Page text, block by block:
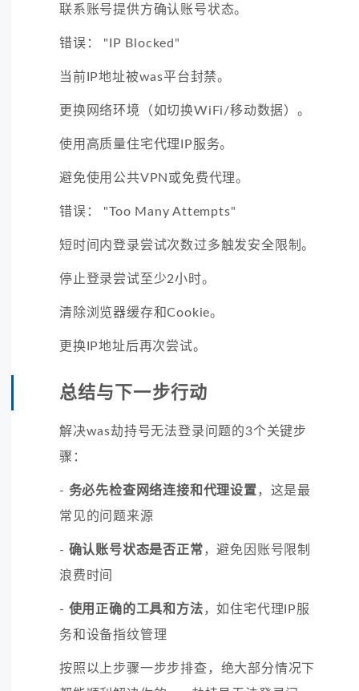
联系账号提供方确认账号状态。
错误： "IP Blocked"
当前IP地址被was平台封禁。
更换网络环境（如切换WiFi/移动数据）。
使用高质量住宅代理IP服务。
避免使用公共VPN或免费代理。
错误： "Too Many Attempts"
短时间内登录尝试次数过多触发安全限制。
停止登录尝试至少2小时。
清除浏览器缓存和Cookie。
更换IP地址后再次尝试。
总结与下一步行动
解决was劫持号无法登录问题的3个关键步
骤：
- 务必先检查网络连接和代理设置 ，这是最
常见的问题来源
- 确认账号状态是否正常 ，避免因账号限制
浪费时间
- 使用正确的工具和方法 ，如住宅代理IP服
务和设备指纹管理
按照以上步骤一步步排查，绝大部分情况下